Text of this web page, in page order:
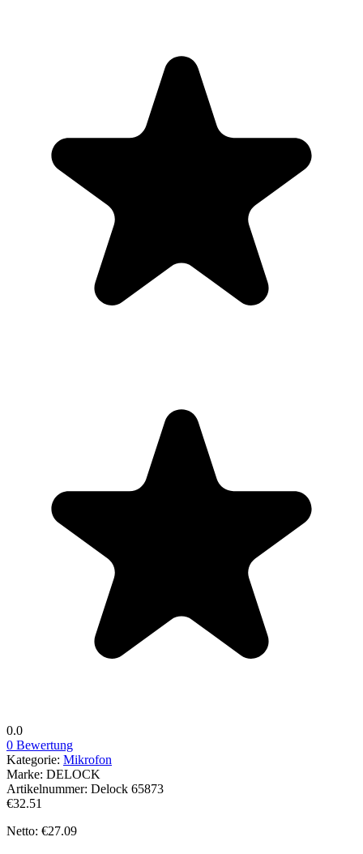
0.0
0 Bewertung
Kategorie: Mikrofon
Marke: DELOCK
Artikelnummer: Delock 65873
€32.51
Netto: €27.09